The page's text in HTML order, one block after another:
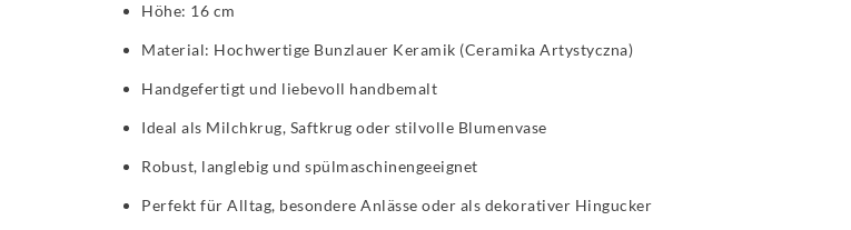
Höhe: 16 cm
Material: Hochwertige Bunzlauer Keramik (Ceramika Artystyczna)
Handgefertigt und liebevoll handbemalt
Ideal als Milchkrug, Saftkrug oder stilvolle Blumenvase
Robust, langlebig und spülmaschinengeeignet
Perfekt für Alltag, besondere Anlässe oder als dekorativer Hingucker